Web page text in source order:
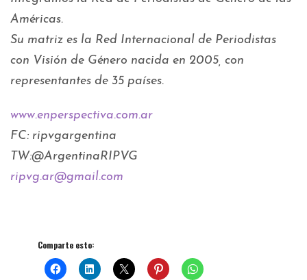
Américas.
Su matriz es la Red Internacional de Periodistas
con Visión de Género nacida en 2005, con
representantes de 35 países.
www.enperspectiva.com.ar
FC: ripvgargentina
TW:@ArgentinaRIPVG
ripvg.ar@gmail.com
Comparte esto: